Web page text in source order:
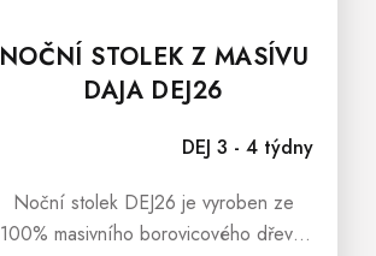
NOČNÍ STOLEK Z MASÍVU
DAJA DEJ26
DEJ 3 - 4 týdny
Noční stolek DEJ26 je vyroben ze
100% masivního borovicového dřeva.